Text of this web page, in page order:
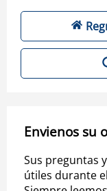
Envienos su
Sus preguntas
útiles durante